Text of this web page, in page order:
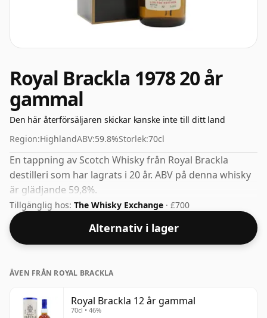
Royal Brackla 1978 20 år
gammal
Den här återförsäljaren skickar kanske inte till ditt land
Region:HighlandABV:59.8%Storlek:70cl
En tappning av Scotch Whisky från Royal Brackla
destilleri som har lagrats i 20 år. ABV på denna whisky
är glädjande 59,8%.
Tillgänglig hos: The Whisky Exchange · £700
Alternativ i lager
ÄVEN FRÅN ROYAL BRACKLA
Royal Brackla 12 år gammal
70cl • 46%